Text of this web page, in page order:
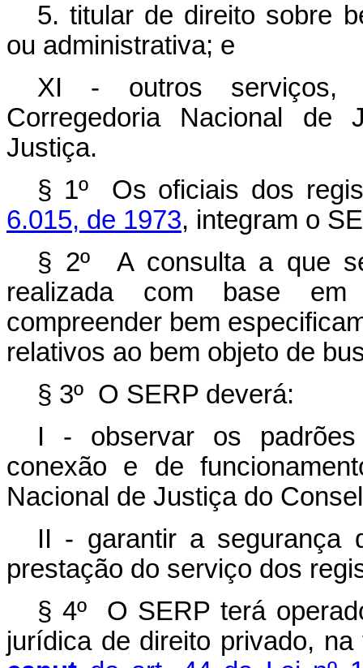
5. titular de direito sobre
ou administrativa; e
XI - outros serviços,
Corregedoria Nacional de
Justiça.
§ 1º Os oficiais dos
6.015, de 1973, integram o
§ 2º A consulta a que
realizada com base em
compreender bem
relativos ao bem objeto de
§ 3º O SERP deverá:
I - observar os
conexão e de
Nacional de Justiça do
II - garantir a segurança
prestação do serviço dos
§ 4º O SERP terá
jurídica de direito privado,